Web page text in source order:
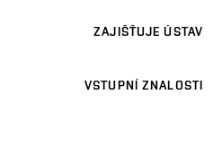
ZAJIŠŤUJE ÚSTAV
VSTUPNÍ ZNALOSTI